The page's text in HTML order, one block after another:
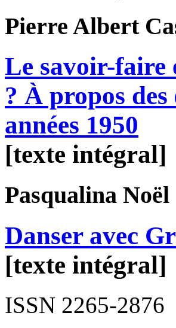
Pierre Albert
Le savoir-faire
? À propos
années 1950
[texte intégral]
Pasqualina Noël
Danser avec
[texte intégral]
ISSN 2265-2876